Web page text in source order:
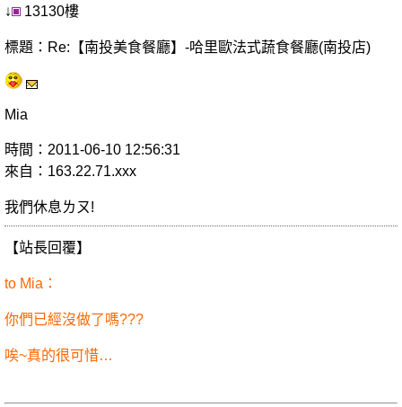
↓ 13130樓
標題：Re:【南投美食餐廳】-哈里歐法式蔬食餐廳(南投店)
Mia
時間：2011-06-10 12:56:31
來自：163.22.71.xxx
我們休息ㄌㄡ!
【站長回覆】
to Mia：
你們已經沒做了嗎???
唉~真的很可惜…